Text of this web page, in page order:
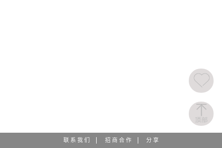
联 系 我 们 招 商 合 作 分 享